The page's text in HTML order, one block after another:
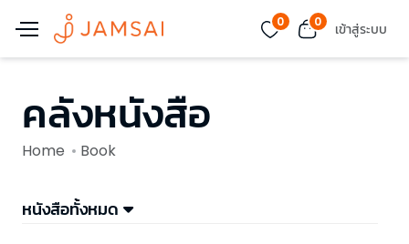
0 0 เข้าสู่ระบบ
คลังหนังสือ
Home Book
หนังสือทั้งหมด